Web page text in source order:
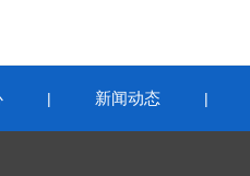
| 新闻动态 |